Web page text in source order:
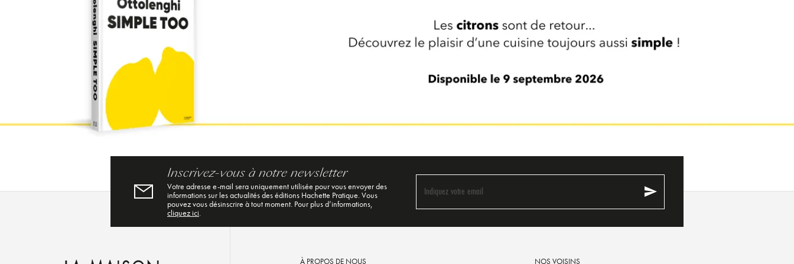
Inscrivez-vous à notre newsletter
Votre adresse e-mail sera uniquement utilisée pour vous envoyer des
informations sur les actualités des éditions Hachette Pratique. Vous
pouvez vous désinscrire à tout moment. Pour plus d’informations,
cliquez ici.
Indiquez votre email send
À PROPOS DE NOUS NOS VOISINS